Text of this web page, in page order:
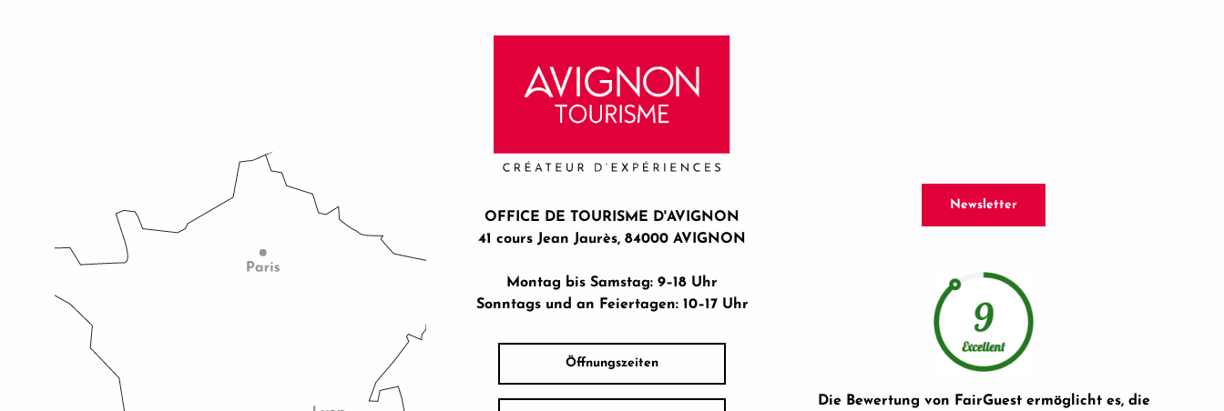
OFFICE DE TOURISME D'AVIGNON
41 cours Jean Jaurès, 84000 AVIGNON
Montag bis Samstag: 9–18 Uhr
Sonntags und an Feiertagen: 10–17 Uhr
Öffnungszeiten
Newsletter
Die Bewertung von FairGuest ermöglicht es, die